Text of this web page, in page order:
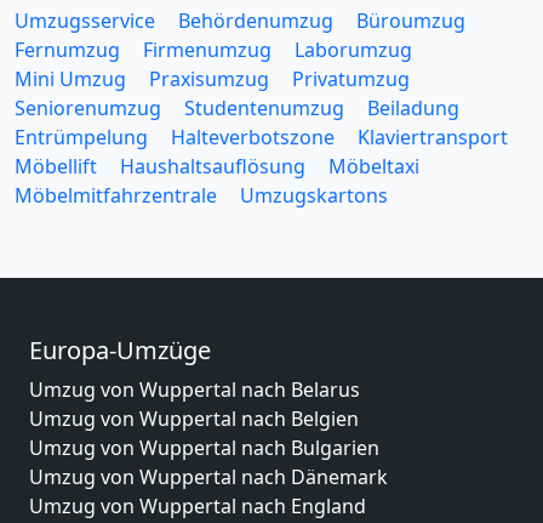
Umzugsservice Behördenumzug
Büroumzug
Fernumzug
Firmenumzug
Laborumzug
Mini Umzug
Praxisumzug
Privatumzug
Seniorenumzug
Studentenumzug
Beiladung
Entrümpelung
Halteverbotszone
Klaviertransport
Möbellift
Haushaltsauflösung
Möbeltaxi
Möbelmitfahrzentrale
Umzugskartons
Europa-Umzüge
Umzug von Wuppertal nach Belarus
Umzug von Wuppertal nach Belgien
Umzug von Wuppertal nach Bulgarien
Umzug von Wuppertal nach Dänemark
Umzug von Wuppertal nach England